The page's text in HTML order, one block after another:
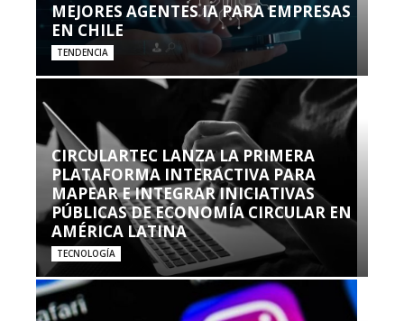
MEJORES AGENTES IA PARA EMPRESAS
EN CHILE
TENDENCIA
CIRCULARTEC LANZA LA PRIMERA
PLATAFORMA INTERACTIVA PARA
MAPEAR E INTEGRAR INICIATIVAS
PÚBLICAS DE ECONOMÍA CIRCULAR EN
AMÉRICA LATINA
TECNOLOGÍA